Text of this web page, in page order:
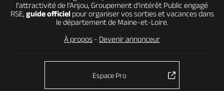
l’attractivité de l’Anjou, Groupement d’Intérêt Public engagé
RSE, guide officielpour organiser vos sorties et vacances dans
le département de Maine-et-Loire.
À propos - Devenir annonceur
Espace Pro